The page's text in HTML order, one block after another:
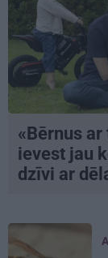
«Bērnus
ievest jau
dzīvi ar